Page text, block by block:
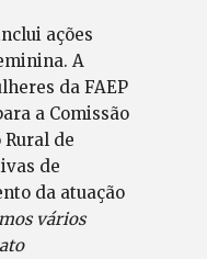
ações
A
da FAEP
a Comissão
de
de
da atuação
vários